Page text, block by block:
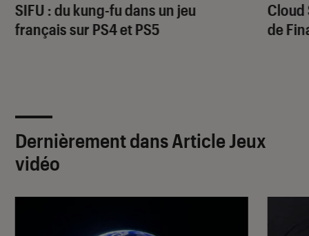
SIFU : du kung-fu dans un jeu
français sur PS4 et PS5
Cloud
de
Dernièrement dans Article Jeux
vidéo